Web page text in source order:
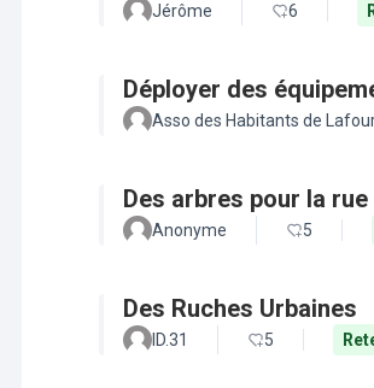
Jérôme 6
Déployer des
Asso des Habitants de
Des arbres pour la
Anonyme 5
Des Ruches Urbaines
ID.31 5